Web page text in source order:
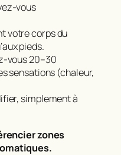
votre corps du
pieds.
20–30
sensations (chaleur,
simplement à
zones